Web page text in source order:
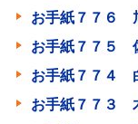
お手紙７７６
お手紙７７５
お手紙７７４
お手紙７７３